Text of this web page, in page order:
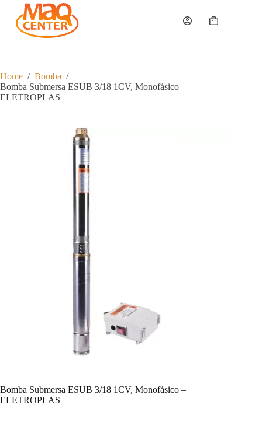
u
a
r
a
Carrinho
Home / Bomba /
Bomba Submersa ESUB 3/18 1CV, Monofásico –
ELETROPLAS
Bomba Submersa ESUB 3/18 1CV, Monofásico –
ELETROPLAS